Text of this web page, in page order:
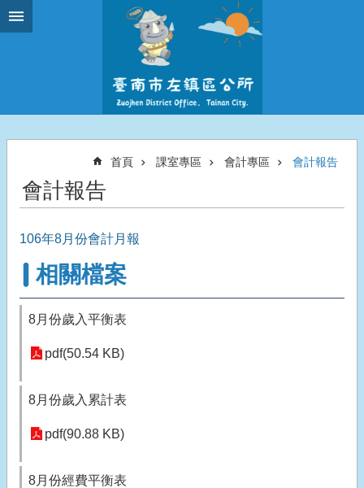
跳到主要內容區塊
首頁 課室專區 會計專區 會計報告
會計報告
106年8月份會計月報
相關檔案
8月份歲入平衡表
pdf(50.54 KB)
8月份歲入累計表
pdf(90.88 KB)
8月份經費平衡表